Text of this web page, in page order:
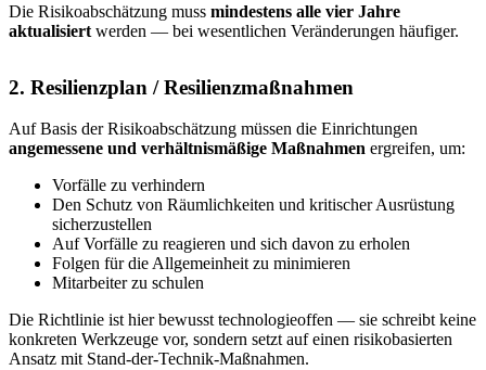
Die Risikoabschätzung muss mindestens alle vier Jahre
aktualisiert werden — bei wesentlichen Veränderungen häufiger.
2. Resilienzplan / Resilienzmaßnahmen
Auf Basis der Risikoabschätzung müssen die Einrichtungen
angemessene und verhältnismäßige Maßnahmen ergreifen, um:
Vorfälle zu verhindern
Den Schutz von Räumlichkeiten und kritischer Ausrüstung
sicherzustellen
Auf Vorfälle zu reagieren und sich davon zu erholen
Folgen für die Allgemeinheit zu minimieren
Mitarbeiter zu schulen
Die Richtlinie ist hier bewusst technologieoffen — sie schreibt keine
konkreten Werkzeuge vor, sondern setzt auf einen risikobasierten
Ansatz mit Stand-der-Technik-Maßnahmen.